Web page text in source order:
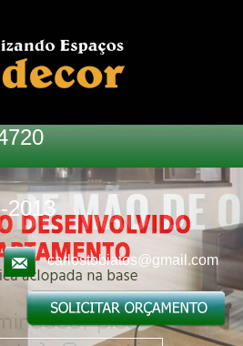
2013
carlostobiatos@gmail.com